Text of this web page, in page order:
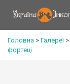
Головна > Галереї>
фортеці